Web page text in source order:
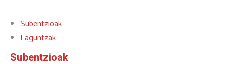
Subentzioak
Laguntzak
Subentzioak